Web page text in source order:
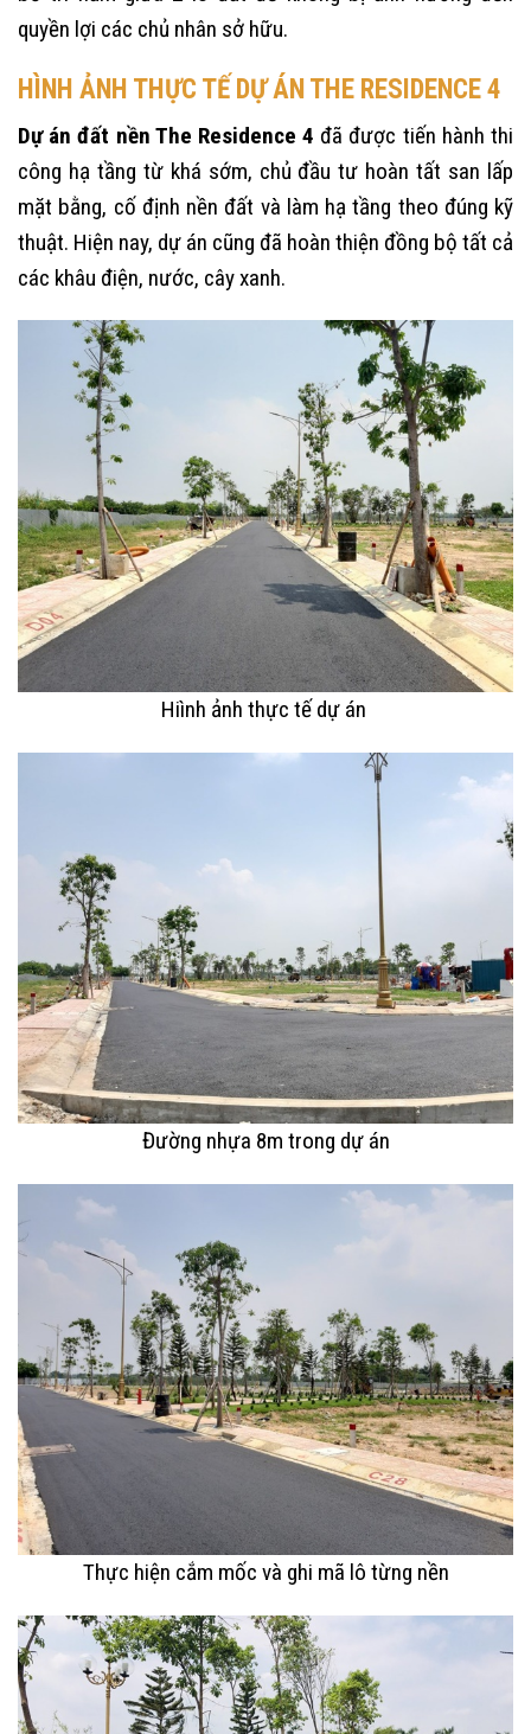
quyền lợi các chủ nhân sở hữu.
HÌNH ẢNH THỰC TẾ DỰ ÁN THE RESIDENCE 4
Dự án đất nền The Residence 4 đã được tiến hành thi
công hạ tầng từ khá sớm, chủ đầu tư hoàn tất san lấp
mặt bằng, cố định nền đất và làm hạ tầng theo đúng kỹ
thuật. Hiện nay, dự án cũng đã hoàn thiện đồng bộ tất cả
các khâu điện, nước, cây xanh.
Hiình ảnh thực tế dự án
Đường nhựa 8m trong dự án
Thực hiện cắm mốc và ghi mã lô từng nền